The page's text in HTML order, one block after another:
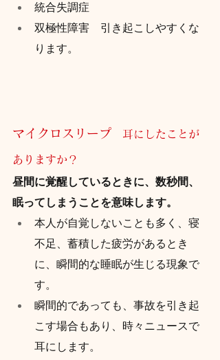
統合失調症
双極性障害　引き起こしやすくな
ります。
マイクロスリープ 耳にしたことが
ありますか？
昼間に覚醒しているときに、数秒間、
眠ってしまうことを意味します。
本人が自覚しないことも多く、寝
不足、蓄積した疲労があるとき
に、瞬間的な睡眠が生じる現象で
す。
瞬間的であっても、事故を引き起
こす場合もあり、時々ニュースで
耳にします。